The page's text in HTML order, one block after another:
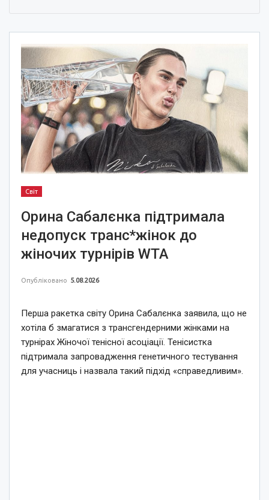
Світ
Орина Сабалєнка підтримала
недопуск транс*жінок до
жіночих турнірів WTA
Опубліковано 5.08.2026
Перша ракетка світу Орина Сабалєнка заявила, що не
хотіла б змагатися з трансгендерними жінками на
турнірах Жіночої тенісної асоціації. Тенісистка
підтримала запровадження генетичного тестування
для учасниць і назвала такий підхід «справедливим».